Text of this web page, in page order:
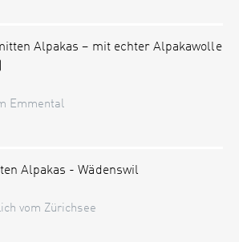
Alpakas – mit echter Alpakawolle
Emmental
Alpakas - Wädenswil
vom Zürichsee